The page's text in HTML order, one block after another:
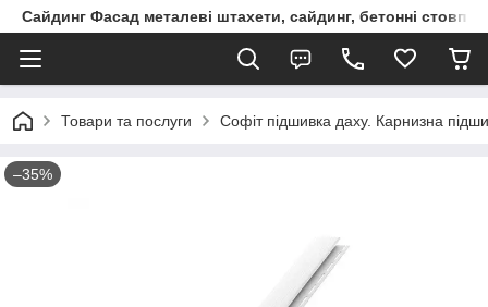
Сайдинг Фасад металеві штахети, сайдинг, бетонні
Товари та послуги Софіт підшивка даху. Карнизна
–35%